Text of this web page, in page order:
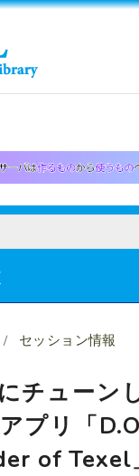
セッション情報
チューン
プリ「
of Texel